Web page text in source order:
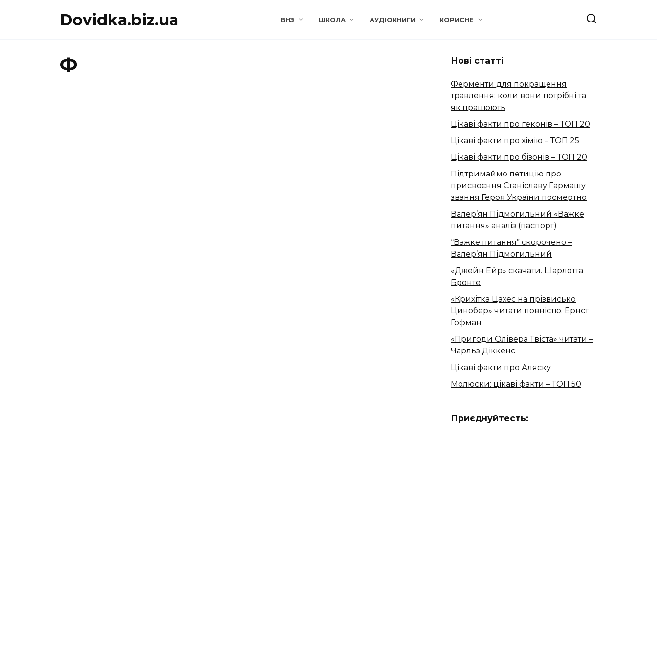
Dovidka.biz.ua ВНЗ ШКОЛА АУДІОКНИГИ КОРИСНЕ
Ф Нові статті
Ферменти для покращення
травлення: коли вони потрібні та
як працюють
Цікаві факти про геконів – ТОП 20
Цікаві факти про хімію – ТОП 25
Цікаві факти про бізонів – ТОП 20
Підтримаймо петицію про
присвоєння Станіславу Гармашу
звання Героя України посмертно
Валер’ян Підмогильний «Важке
питання» аналіз (паспорт)
“Важке питання” скорочено –
Валер’ян Підмогильний
«Джейн Ейр» скачати. Шарлотта
Бронте
«Крихітка Цахес на прізвисько
Цинобер» читати повністю. Ернст
Гофман
«Пригоди Олівера Твіста» читати –
Чарльз Діккенс
Цікаві факти про Аляску
Молюски: цікаві факти – ТОП 50
Приєднуйтесть: